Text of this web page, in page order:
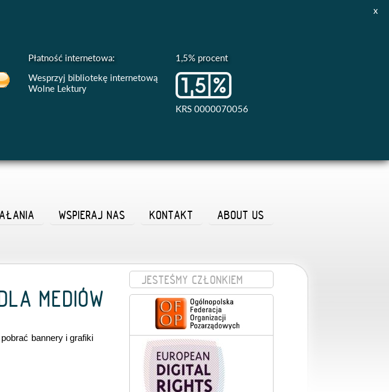
Płatność internetowa:
Wesprzyj bibliotekę internetową
Wolne Lektury
1,5% procent
KRS 0000070056
x
ABOUT US
KONTAKT
WSPIERAJ NAS
MEDIÓW’
bannery i grafiki
JESTEŚMY CZŁONKIEM